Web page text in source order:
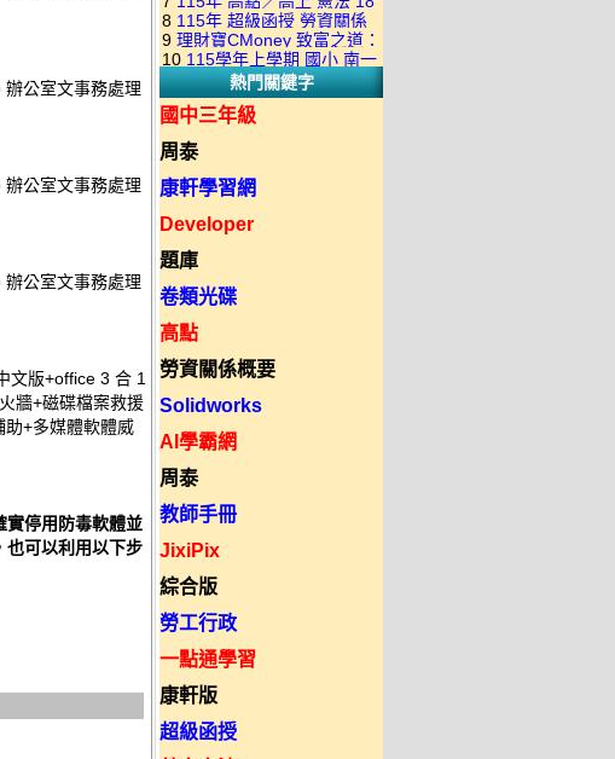
公室文事務處理
公室文事務處理
公室文事務處理
文版+office 3 合 1
牆+磁碟檔案救援
+多媒體軟體威
停用防毒軟體並
可以利用以下步
全版本.全科目)合輯版 DVD版
當沖煉金術 主講：朱家泓 國
語發音 DVD版
堂課 宗台大老師 含PDF講義
函授DVD(8DVD)【適用於律
師司法考試】
8 115年 超級函授 勞資關係
概要 11堂課+總複習 陸川老
師 含PDF講義 函授
DVD(5DVD)
9 理財寶CMoney 致富之道：
上班族飆股攻略班 主講：朱
家泓+林穎 國語發音 DVD版
10 115學年上學期 國小 南一
版 教師手冊(全年級、全領域)
教學光碟DVD版
熱門關鍵字
國中三年級
周泰
康軒學習網
Developer
題庫
卷類光碟
高點
勞資關係概要
Solidworks
AI學霸網
周泰
教師手冊
JixiPix
綜合版
勞工行政
一點通學習
康軒版
超級函授